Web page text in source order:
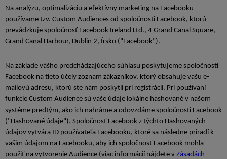
Na analýzu, optimalizáciu a efektívny marketing na Facebooku
používame tzv. Custom Audiences od spoločnosti Facebook, ktorú
prevádzkuje spoločnosť Facebook Ireland Ltd., 4 Grand Canal Square,
Grand Canal Harbour, Dublin 2, Írsko ("Facebook").
Na základe vášho predchádzajúceho súhlasu poskytujeme spoločnosti
Facebook na tieto účely zoznam zákazníkov, ktorý obsahuje vašu e-
mailovú adresu, ktorú ste nám poskytli pri registrácii. Pri používaní
funkcie Custom Audience sú vaše údaje lokálne hashované v našom
systéme predtým, ako ich nahráme a odovzdáme spoločnosti Facebook
("Hashované údaje"). Spoločnosť Facebook z týchto Hashovaných
údajov vytvára ID používateľa Facebooku, ktoré sa následne priradí k
vašim údajom na Facebooku, aby ich spoločnosť Facebook mohla
použiť na vytvorenie Audience (viac informácií nájdete v Zásadách